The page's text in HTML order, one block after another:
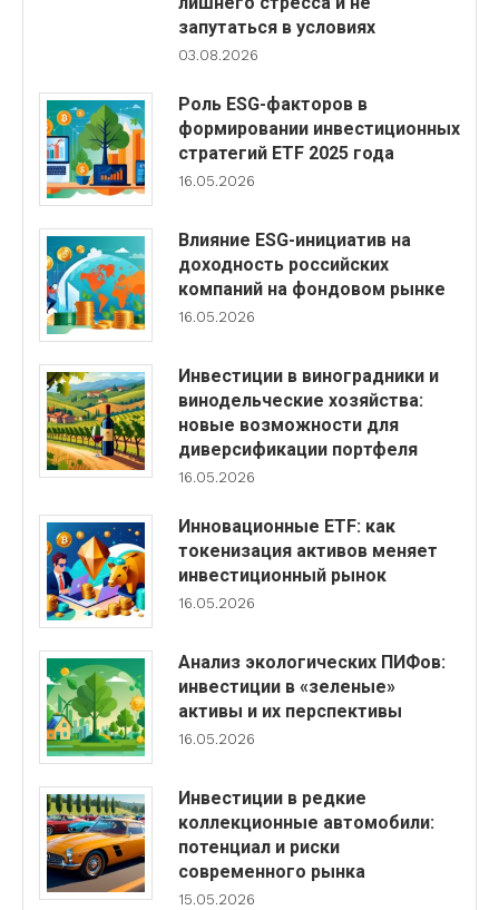
запутаться в условиях
03.08.2026
Роль ESG-факторов в
формировании инвестиционных
стратегий ETF 2025 года
16.05.2026
Влияние ESG-инициатив на
доходность российских
компаний на фондовом рынке
16.05.2026
Инвестиции в виноградники и
винодельческие хозяйства:
новые возможности для
диверсификации портфеля
16.05.2026
Инновационные ETF: как
токенизация активов меняет
инвестиционный рынок
16.05.2026
Анализ экологических ПИФов:
инвестиции в «зеленые»
активы и их перспективы
16.05.2026
Инвестиции в редкие
коллекционные автомобили:
потенциал и риски
современного рынка
15.05.2026